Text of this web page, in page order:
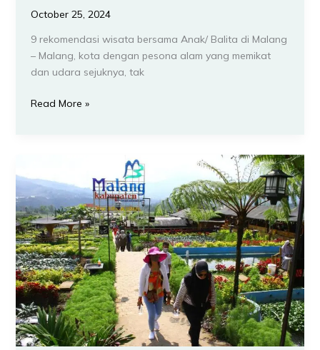
October 25, 2024
9 rekomendasi wisata bersama Anak/ Balita di Malang
– Malang, kota dengan pesona alam yang memikat
dan udara sejuknya, tak
Read More »
Rekomendasi
Wisata
Satwa
di
Malang
Jelajahi
Keindahan
Alam
dan
Satwa
Liar